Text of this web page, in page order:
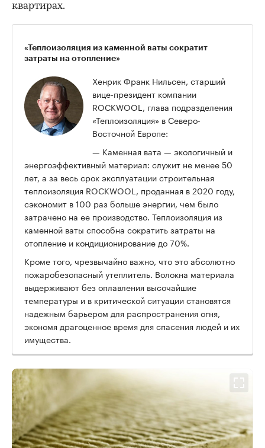
квартирах.
«Теплоизоляция из каменной ваты сократит
затраты на отопление»
Хенрик Франк Нильсен, старший
вице-президент компании
ROCKWOOL, глава подразделения
«Теплоизоляция» в Северо-
Восточной Европе:
— Каменная вата — экологичный и
энергоэффективный материал: служит не менее 50
лет, а за весь срок эксплуатации строительная
теплоизоляция ROCKWOOL, проданная в 2020 году,
сэкономит в 100 раз больше энергии, чем было
затрачено на ее производство. Теплоизоляция из
каменной ваты способна сократить затраты на
отопление и кондиционирование до 70%.
Кроме того, чрезвычайно важно, что это абсолютно
пожаробезопасный утеплитель. Волокна материала
выдерживают без оплавления высочайшие
температуры и в критической ситуации становятся
надежным барьером для распространения огня,
экономя драгоценное время для спасения людей и их
имущества.